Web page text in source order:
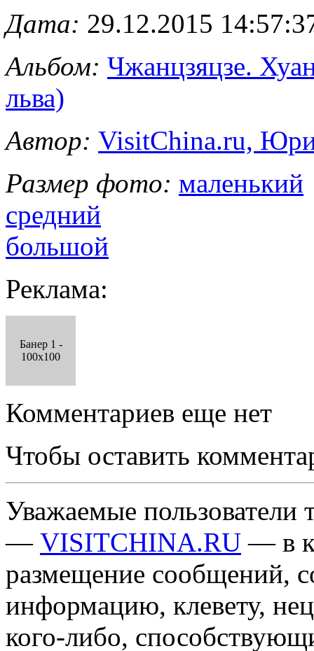
Дата: 29.12.2015
Альбом: Чжанцзяцзе.
льва)
Автор: VisitChina.ru,
Размер фото: маленький
средний
большой
Реклама:
Банер 1 -
100x100
Комментариев еще нет
Чтобы оставить
Уважаемые пользователи
— VISITCHINA.RU — в
размещение сообщений,
информацию, клевету,
кого-либо,